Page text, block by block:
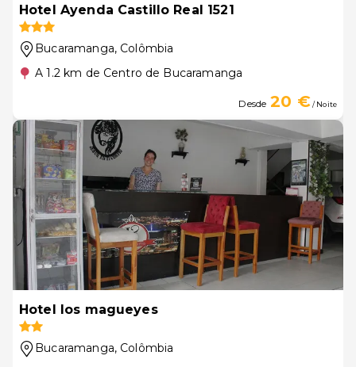
Hotel Ayenda Castillo Real 1521
Bucaramanga, Colômbia
A 1.2 km de Centro de Bucaramanga
Desde 20 €/ Noite
Hotel los magueyes
Bucaramanga, Colômbia